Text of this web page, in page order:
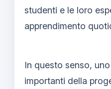
studenti e le loro
apprendimento
In questo senso,
importanti della